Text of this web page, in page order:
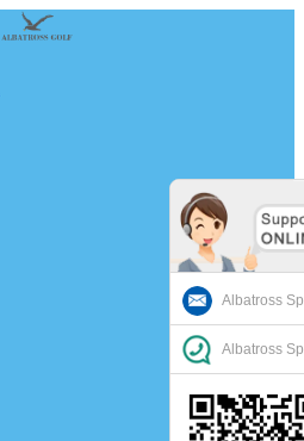
Albatross
Albatross